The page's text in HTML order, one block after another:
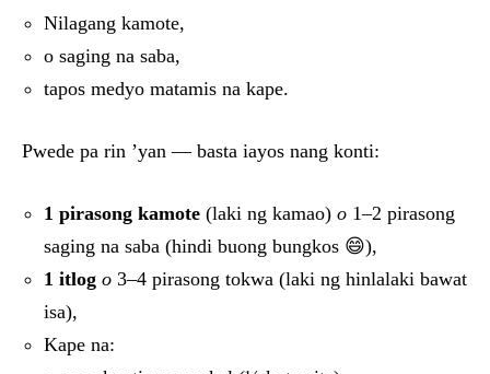
Nilagang kamote,
o saging na saba,
tapos medyo matamis na kape.
Pwede pa rin ’yan — basta iayos nang konti:
1 pirasong kamote (laki ng kamao) o 1–2 pirasong
saging na saba (hindi buong bungkos 😄),
1 itlog o 3–4 pirasong tokwa (laki ng hinlalaki bawat
isa),
Kape na: